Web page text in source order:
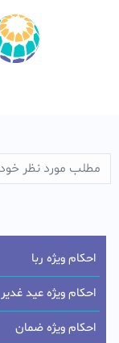
احکام ویژه ربا
احکام ویژه عید غدیر
احکام ویژه ضمان